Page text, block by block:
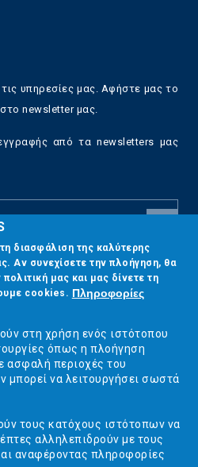
υπηρεσίες μας. Αφήστε μας το
newsletter μας.
από τα newsletters μας
μμ
διασφάλιση της καλύτερης
Αν συνεχίσετε την πλοήγηση, θα
μας και μας δίνετε τη
cookies. Πληροφορίες
στη χρήση ενός ιστότοπου
όπως η πλοήγηση
ασφαλή περιοχές του
μπορεί να λειτουργήσει σωστά
τους κατόχους ιστότοπων να
αλληλεπιδρούν με τους
αναφέροντας πληροφορίες